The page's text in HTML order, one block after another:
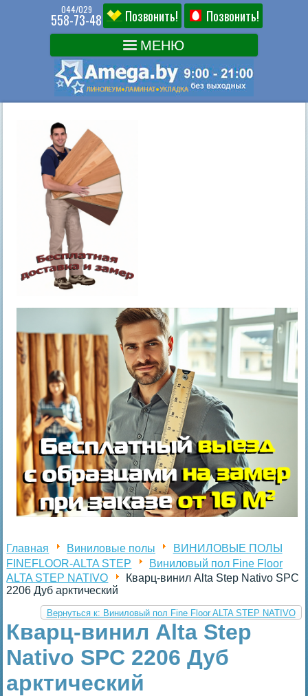
044/029
558-73-48 Позвонить! Позвонить!
Главная Виниловые полы
ВИНИЛОВЫЕ ПОЛЫ
FINEFLOOR-ALTA STEP
Виниловый пол Fine Floor
ALTA STEP NATIVO
Кварц-винил Alta Step Nativo SPC
2206 Дуб арктический
Вернуться к: Виниловый пол Fine Floor ALTA STEP NATIVO
Кварц-винил Alta Step
Nativo SPC 2206 Дуб
арктический